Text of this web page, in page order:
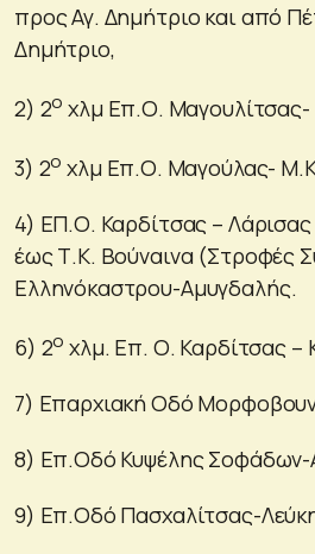
προς Αγ. Δημήτριο και από
Δημήτριο,
2) 2ο χλμ Επ.Ο. Μαγουλίτσας-
3) 2ο χλμ Επ.Ο. Μαγούλας-
4) ΕΠ.Ο. Καρδίτσας –
έως Τ.Κ. Βούναινα (Στροφές
Ελληνόκαστρου-Αμυγδαλής.
6) 2ο χλμ. Επ. Ο. Καρδίτσας –
7) Επαρχιακή Οδό
8) Επ.Οδό Κυψέλης Σοφάδων-
9) Επ.Οδό Πασχαλίτσας-